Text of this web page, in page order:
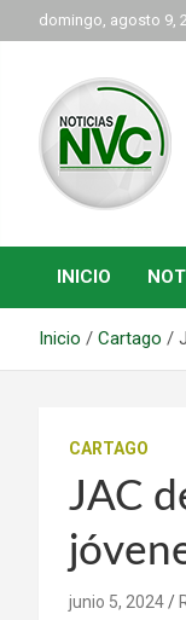
al
domingo, agosto 9,
NVC
INICIO
Inicio Cartago
CARTAGO
JAC
junio 5, 2024